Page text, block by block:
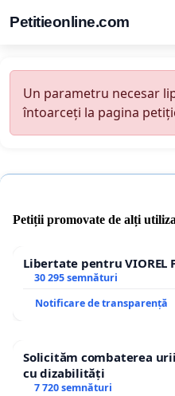
Petitieonline.com
Un parametru necesar
întoarceți la pagina
Petiții promovate de alți
Libertate pentru VIOREL
30 295 semnături
Notificare de transparență
Solicităm combaterea
cu dizabilități
7 720 semnături